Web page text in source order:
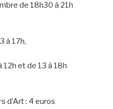
de 18h30 à 21h
à 17h,
12h et de 13 à 18h
d’Art : 4 euros